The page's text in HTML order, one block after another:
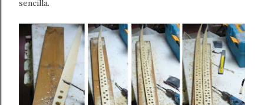
sencilla.